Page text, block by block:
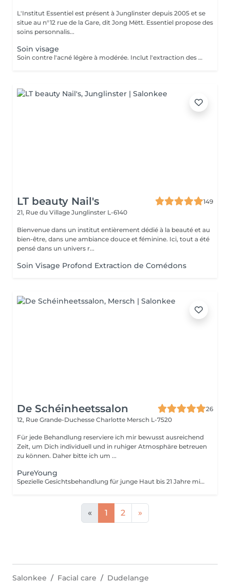
L'Institut Essentiel est présent à Junglinster depuis 2005 et se
situe au n°12 rue de la Gare, dit Jong Mëtt. Essentiel propose des
soins personnalis...
Soin visage
Soin contre l'acné légère à modérée. Inclut l'extraction des comédons, micro kystes, désinfection de pustules et soins adaptés. J'accorde beaucoup d'importance à expliquer les bons gestes à mes jeunes client(e)s afin qu'il prennent conscience de leur peau et prennent les bonnes habitudes. Pour de meilleurs résultats je conseille 1 soin par semaine sur 1 mois. Important: J'accorde autant d'importance à la relaxation et l'intimité de mes jeunes clients. De ce fait aucun accompagnant ne sera autorisé à rester dans la cabine durant le soin Inclut: Nettoyage et extraction de kystes, comédons et pustules. Désinfection et soins purifiants adaptés. Matériel stérilisé et/ou à usage unique.
LT beauty Nail's
149
21, Rue du Village Junglinster L-6140
Bienvenue dans un institut entièrement dédié à la beauté et au
bien-être, dans une ambiance douce et féminine. Ici, tout a été
pensé dans un univers r...
Soin Visage Profond Extraction de Comédons
De Schéinheetssalon
26
12, Rue Grande-Duchesse Charlotte Mersch L-7520
Für jede Behandlung reserviere ich mir bewusst ausreichend
Zeit, um Dich individuell und in ruhiger Atmosphäre betreuen
zu können. Daher bitte ich um ...
PureYoung
Spezielle Gesichtsbehandlung für junge Haut bis 21 Jahre mit Fokus auf gründliche Ausreinigung und Hautklärung.
« 1 2 »
Salonkee Facial care
Dudelange